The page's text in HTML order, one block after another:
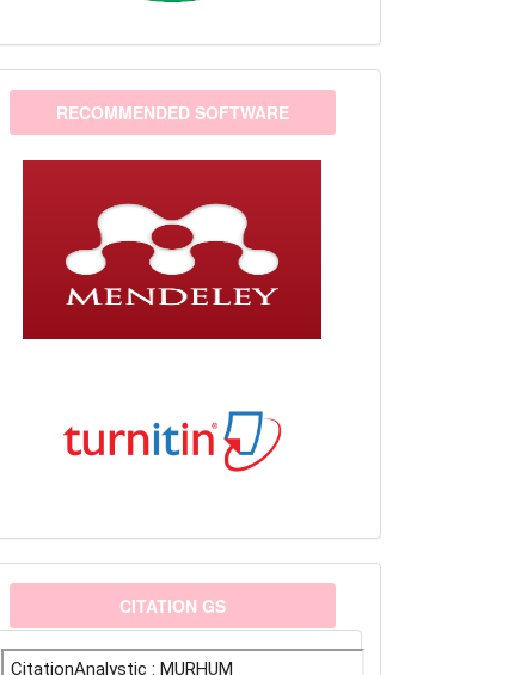
software
RECOMMENDED SOFTWARE
citationanalystic
CITATION GS